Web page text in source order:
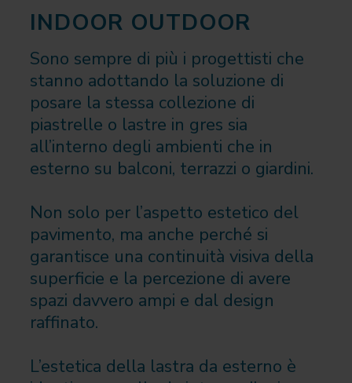
INDOOR OUTDOOR
Sono sempre di più i progettisti che
stanno adottando la soluzione di
posare la stessa collezione di
piastrelle o lastre in gres sia
all’interno degli ambienti che in
esterno su balconi, terrazzi o giardini.
Non solo per l’aspetto estetico del
pavimento, ma anche perché si
garantisce una continuità visiva della
superficie e la percezione di avere
spazi davvero ampi e dal design
raffinato.
L’estetica della lastra da esterno è